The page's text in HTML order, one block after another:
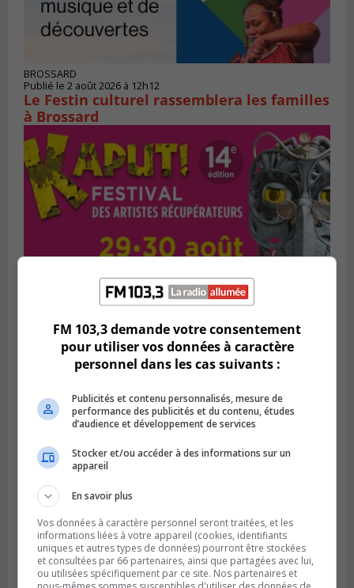
BROSSARD
Publié le 2 août 2026 à 12h12
Le Festin culturel rassemblera les familles
à Brossard
Publié le 1 août 2026 à 16h03
Le Festival Kaput propose des activités
récupératrices
LONGUEUIL
Publié le 31 juillet 2026 à 09h28
FM 103,3 demande votre consentement
pour utiliser vos données à caractère
personnel dans les cas suivants :
Publicités et contenu personnalisés, mesure de
performance des publicités et du contenu, études
d’audience et développement de services
Stocker et/ou accéder à des informations sur un
appareil
En savoir plus
Vos données à caractère personnel seront traitées, et les
informations liées à votre appareil (cookies, identifiants
uniques et autres types de données) pourront être stockées
et consultées par 66 partenaires, ainsi que partagées avec lui,
ou utilisées spécifiquement par ce site. Nos partenaires et